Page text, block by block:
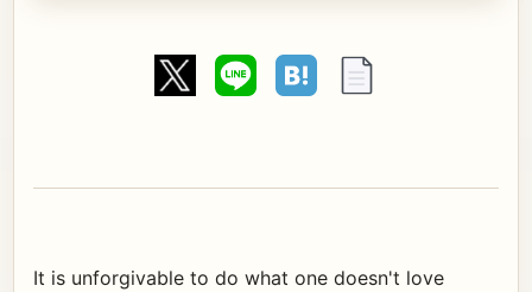
It is unforgivable to do what one doesn't love